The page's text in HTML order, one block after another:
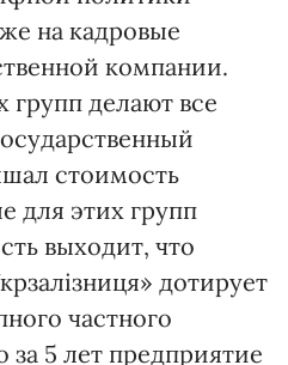
на кадровые
компании.
групп делают все
стоимость
для этих групп
выходит, что
дотирует
частного
за 5 лет предприятие